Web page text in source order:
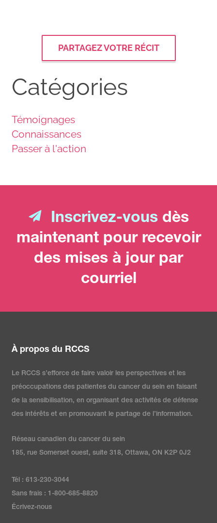
PARTAGEZ VOTRE RÉCIT
Catégories
Témoignages
Connaissances
Passer à l'action
Inscrivez-vous dès
maintenant pour recevoir
des mises à jour par
courriel
À propos du RCCS
Le RCCS s’efforce de faire valoir les perspectives et les
préoccupations des patientes du cancer du sein en faisant
de la sensibilisation, en organisant des activités de défense
des intérêts et en promouvant le partage de l’information.
Réseau canadien du cancer du sein
185, rue Somerset ouest, suite 318, Ottawa, ON K2P 0J2
Tél : 613-230-3044
Sans frais : 1-800-685-8820
Écrivez-nous